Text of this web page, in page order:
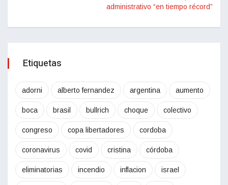
administrativo “en tiempo récord”
Etiquetas
adorni alberto fernandez argentina aumento
boca brasil bullrich choque colectivo
congreso copa libertadores cordoba
coronavirus covid cristina córdoba
eliminatorias incendio inflacion israel